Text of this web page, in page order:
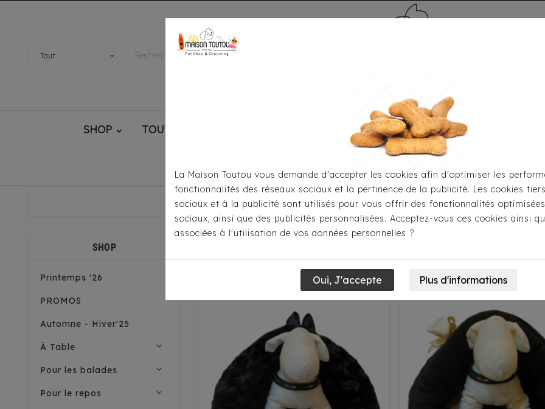
SHOP TOUTOU® HANDMADE MÉDAILLE - PET ID TAG TOILETTAGE
Accueil Toutou® Handmade La Chaussette
SHOP
Printemps '26
PROMOS
Automne - Hiver'25
À Table expand_more
Pour les balades expand_more
Pour le repos expand_more
Il y a 2 produits.
La Maison Toutou vous demande d'accepter les cookies afin d'optimiser les
fonctionnalités des réseaux sociaux et la pertinence de la publicité. Les cookies
sociaux et à la publicité sont utilisés pour vous offrir des fonctionnalités
sociaux, ainsi que des publicités personnalisées. Acceptez-vous ces cookies ainsi
associées à l'utilisation de vos données personnelles ?